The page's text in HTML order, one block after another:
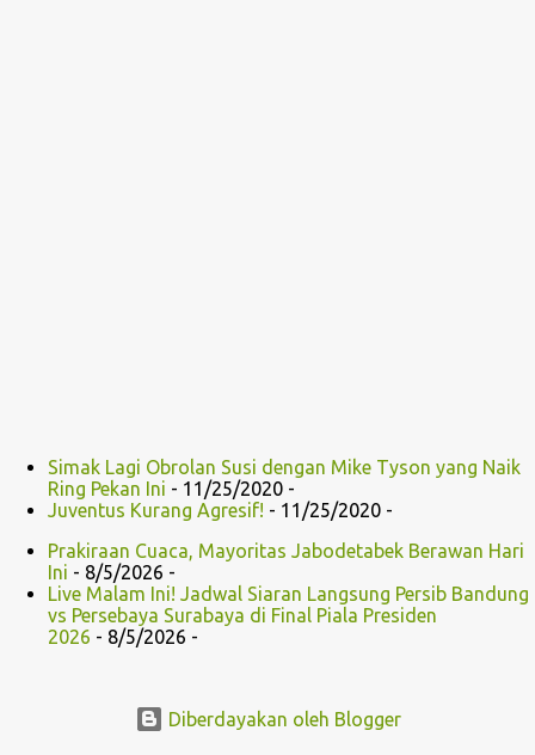
Simak Lagi Obrolan Susi dengan Mike Tyson yang Naik
Ring Pekan Ini - 11/25/2020 -
Juventus Kurang Agresif! - 11/25/2020 -
Prakiraan Cuaca, Mayoritas Jabodetabek Berawan Hari
Ini - 8/5/2026 -
Live Malam Ini! Jadwal Siaran Langsung Persib Bandung
vs Persebaya Surabaya di Final Piala Presiden
2026 - 8/5/2026 -
Diberdayakan oleh Blogger